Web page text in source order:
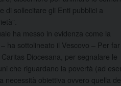
di sollecitare gli Enti pubblici a
ha messo in evidenza come la
ha sottolineato il Vescovo – Per far
Diocesana, per segnalare le
che riguardano la povertà (ad
necessità obiettiva ovvero quella